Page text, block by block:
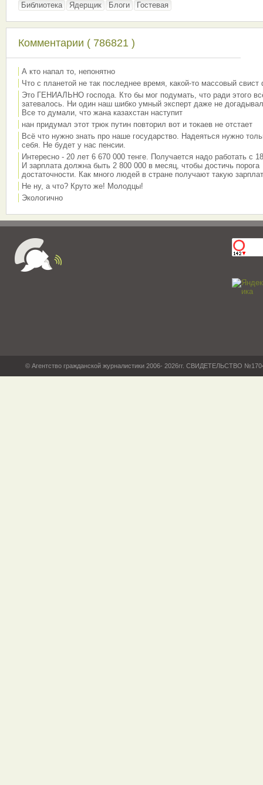
Библиотека
Ядерщик Блоги Гостевая
Комментарии ( 786821 )
А кто напал то, непонятно
Что с планетой не так последнее время, какой-то массовый свист
Это ГЕНИАЛЬНО господа. Кто бы мог подумать, что ради этого
затевалось. Ни один наш шибко умный эксперт даже не
Все то думали, что жана казахстан наступит
нан придумал этот трюк путин повторил вот и токаев не отстает
Всё что нужно знать про наше государство. Надеяться нужно
себя. Не будет у нас пенсии.
Интересно - 20 лет 6 670 000 тенге. Получается надо работать с
И зарплата должна быть 2 800 000 в месяц, чтобы достичь порога
достаточности. Как много людей в стране получают такую
Не ну, а что? Круто же! Молодцы!
Экологично
© Агентство гражданской журналистики 2006- 2026гг. СВИДЕТЕЛЬСТВО